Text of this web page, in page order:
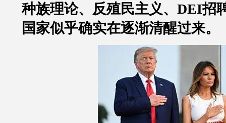
种族理论、反殖民主义、DEI
国家似乎确实在逐渐清醒过来。